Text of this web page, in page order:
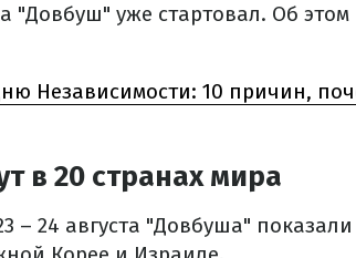
"Довбуш" уже стартовал. Об этом
Независимости: 10 причин,
в 20 странах мира
– 24 августа "Довбуша"